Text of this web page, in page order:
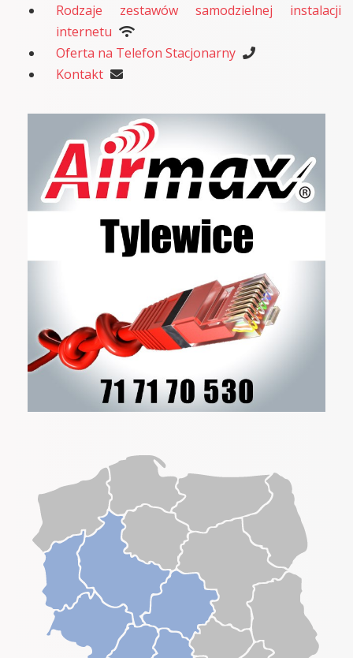
Rodzaje zestawów samodzielnej instalacji
internetu
Oferta na Telefon Stacjonarny
Kontakt